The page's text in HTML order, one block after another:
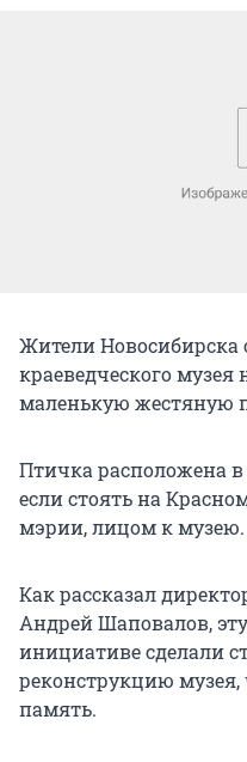
Жители
краеведческого
маленькую жестяную
Птичка расположена в
если стоять на
мэрии, лицом к музею.
Как рассказал
Андрей Шаповалов,
инициативе сделали
реконструкцию музея,
память.